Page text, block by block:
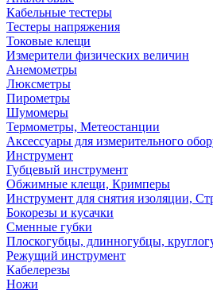
Кабельные тестеры
Тестеры напряжения
Токовые клещи
Измерители физических величин
Анемометры
Люксметры
Пирометры
Шумомеры
Термометры, Метеостанции
Аксессуары для измерительного
Инструмент
Губцевый инструмент
Обжимные клещи, Кримперы
Инструмент для снятия изоляции,
Бокорезы и кусачки
Сменные губки
Плоскогубцы, длинногубцы,
Режущий инструмент
Кабелерезы
Ножи